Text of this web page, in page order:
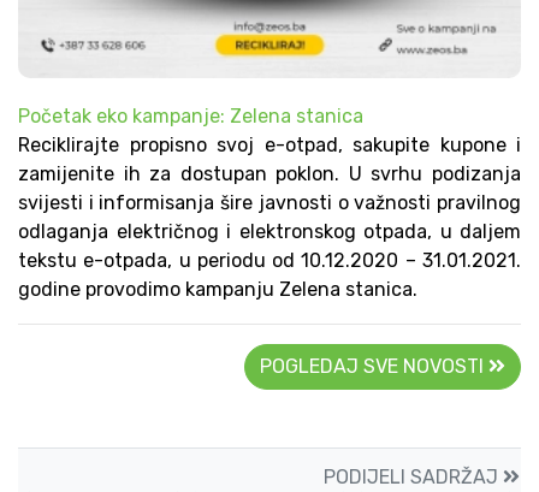
Početak eko kampanje: Zelena stanica
Reciklirajte propisno svoj e-otpad, sakupite kupone i
zamijenite ih za dostupan poklon. U svrhu podizanja
svijesti i informisanja šire javnosti o važnosti pravilnog
odlaganja električnog i elektronskog otpada, u daljem
tekstu e-otpada, u periodu od 10.12.2020 – 31.01.2021.
godine provodimo kampanju Zelena stanica.
POGLEDAJ SVE NOVOSTI
PODIJELI SADRŽAJ